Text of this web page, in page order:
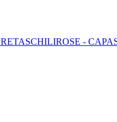
CHILIROSE -